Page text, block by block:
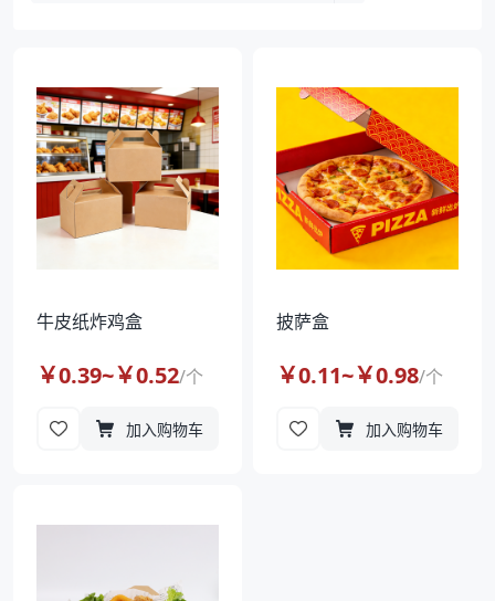
袋
牛皮纸炸鸡盒
￥0.39~￥0.52/个
加入购物车
披萨盒
￥0.11~￥0.98/个
加入购物车